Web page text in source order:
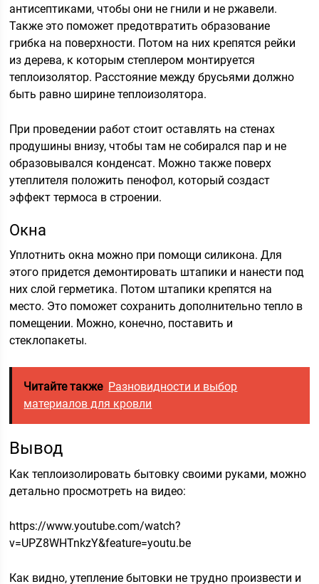
антисептиками, чтобы они не гнили и не ржавели.
Также это поможет предотвратить образование
грибка на поверхности. Потом на них крепятся рейки
из дерева, к которым степлером монтируется
теплоизолятор. Расстояние между брусьями должно
быть равно ширине теплоизолятора.
При проведении работ стоит оставлять на стенах
продушины внизу, чтобы там не собирался пар и не
образовывался конденсат. Можно также поверх
утеплителя положить пенофол, который создаст
эффект термоса в строении.
Окна
Уплотнить окна можно при помощи силикона. Для
этого придется демонтировать штапики и нанести под
них слой герметика. Потом штапики крепятся на
место. Это поможет сохранить дополнительно тепло в
помещении. Можно, конечно, поставить и
стеклопакеты.
Читайте также Разновидности и выбор
материалов для кровли
Вывод
Как теплоизолировать бытовку своими руками, можно
детально просмотреть на видео:
https://www.youtube.com/watch?
v=UPZ8WHTnkzY&feature=youtu.be
Как видно, утепление бытовки не трудно произвести и